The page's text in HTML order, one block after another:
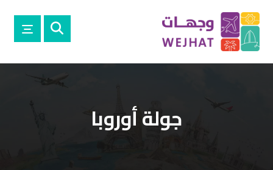
جولة أوروبا